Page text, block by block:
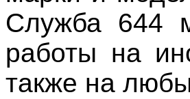
Служба 644
работы на
также на